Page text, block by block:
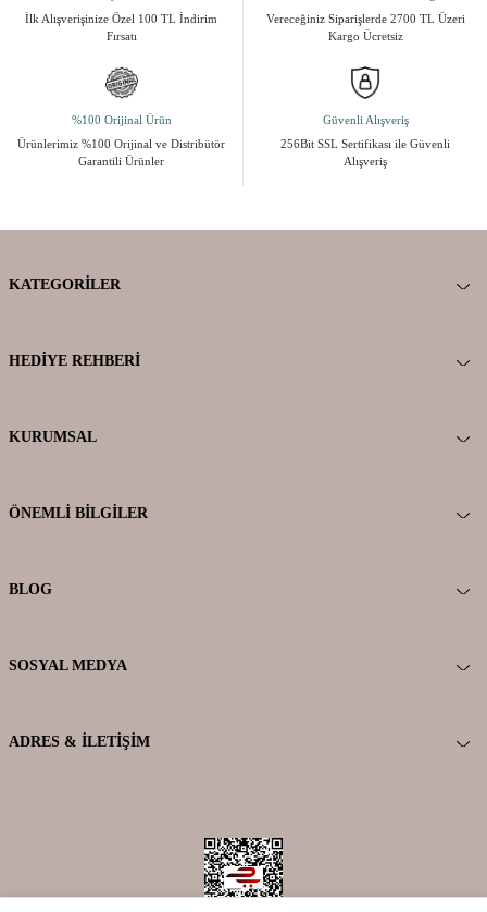
İlk Alışverişinize Özel 100 TL İndirim
Fırsatı
Vereceğiniz Siparişlerde 2700 TL Üzeri
Kargo Ücretsiz
%100 Orijinal Ürün
Ürünlerimiz %100 Orijinal ve Distribütör
Garantili Ürünler
Güvenli Alışveriş
256Bit SSL Sertifikası ile Güvenli
Alışveriş
KATEGORILER
HEDIYE REHBERI
KURUMSAL
ÖNEMLI BILGILER
BLOG
SOSYAL MEDYA
ADRES & İLETIŞIM